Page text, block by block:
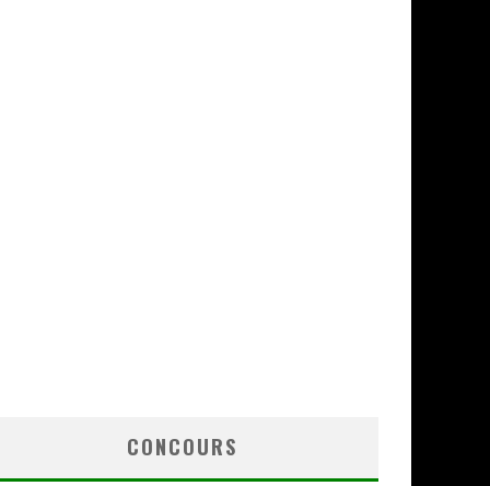
CONCOURS